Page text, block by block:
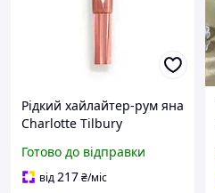
Рідкий хайлайтер-рум яна
Charlotte Tilbury
Wand, Pinkgasm
Готово до відправки
від217₴/міс